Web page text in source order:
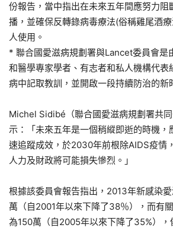
份報告，當中指出在未來五年間應努力阻
播，並確保反轉錄病毒療法(俗稱雞尾酒
人使用。
* 聯合國愛滋病規劃署與Lancet委員會是
和醫學專家學者、有志者和私人機構代表
病中記取教訓，並開啟一段持續防治的新
Michel Sidibé（聯合國愛滋病規劃署共
示：「未來五年是一個稍縱即逝的時機，
速追蹤成效，於2030年前根除AIDS疫情
人力及財政將可能損失慘烈。」
根據該委員會報告指出，2013年新感染
萬（自2001年以來下降了38％），而有
為150萬（自2005年以來下降了35%），